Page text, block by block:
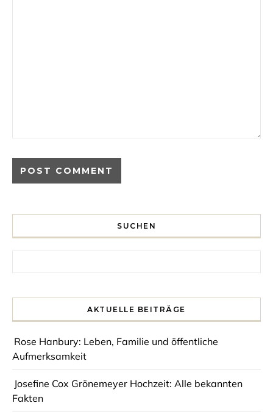
SUCHEN
AKTUELLE BEITRÄGE
Rose Hanbury: Leben, Familie und öffentliche
Aufmerksamkeit
Josefine Cox Grönemeyer Hochzeit: Alle bekannten
Fakten